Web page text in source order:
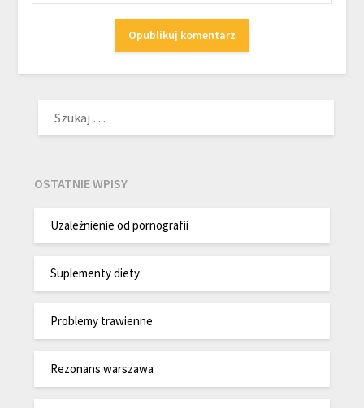
OSTATNIE WPISY
Uzależnienie od pornografii
Suplementy diety
Problemy trawienne
Rezonans warszawa